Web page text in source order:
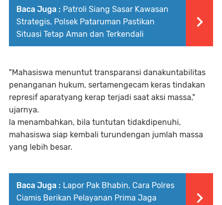
Baca Juga : Patroli Siang Sasar Kawasan
Strategis, Polsek Pataruman Pastikan
Situasi Tetap Aman dan Terkendali
"Mahasiswa menuntut transparansi danakuntabilitas
penanganan hukum, sertamengecam keras tindakan
represif aparatyang kerap terjadi saat aksi massa,"
ujarnya.
la menambahkan, bila tuntutan tidakdipenuhi,
mahasiswa siap kembali turundengan jumlah massa
yang lebih besar.
Baca Juga : Lapor Pak Bhabin, Cara Polres
Ciamis Berikan Pelayanan Prima Jaga